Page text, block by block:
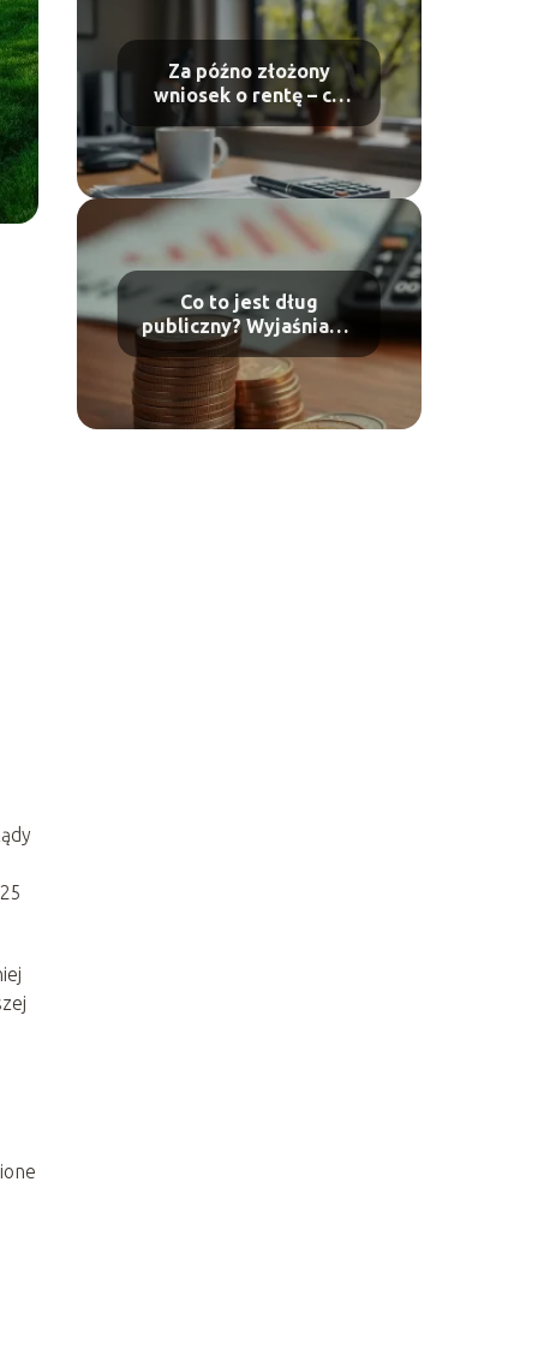
Za późno złożony
wniosek o rentę – co
zrobić w takiej
sytuacji?
Co to jest dług
publiczny? Wyjaśniamy
kluczowe pojęcia